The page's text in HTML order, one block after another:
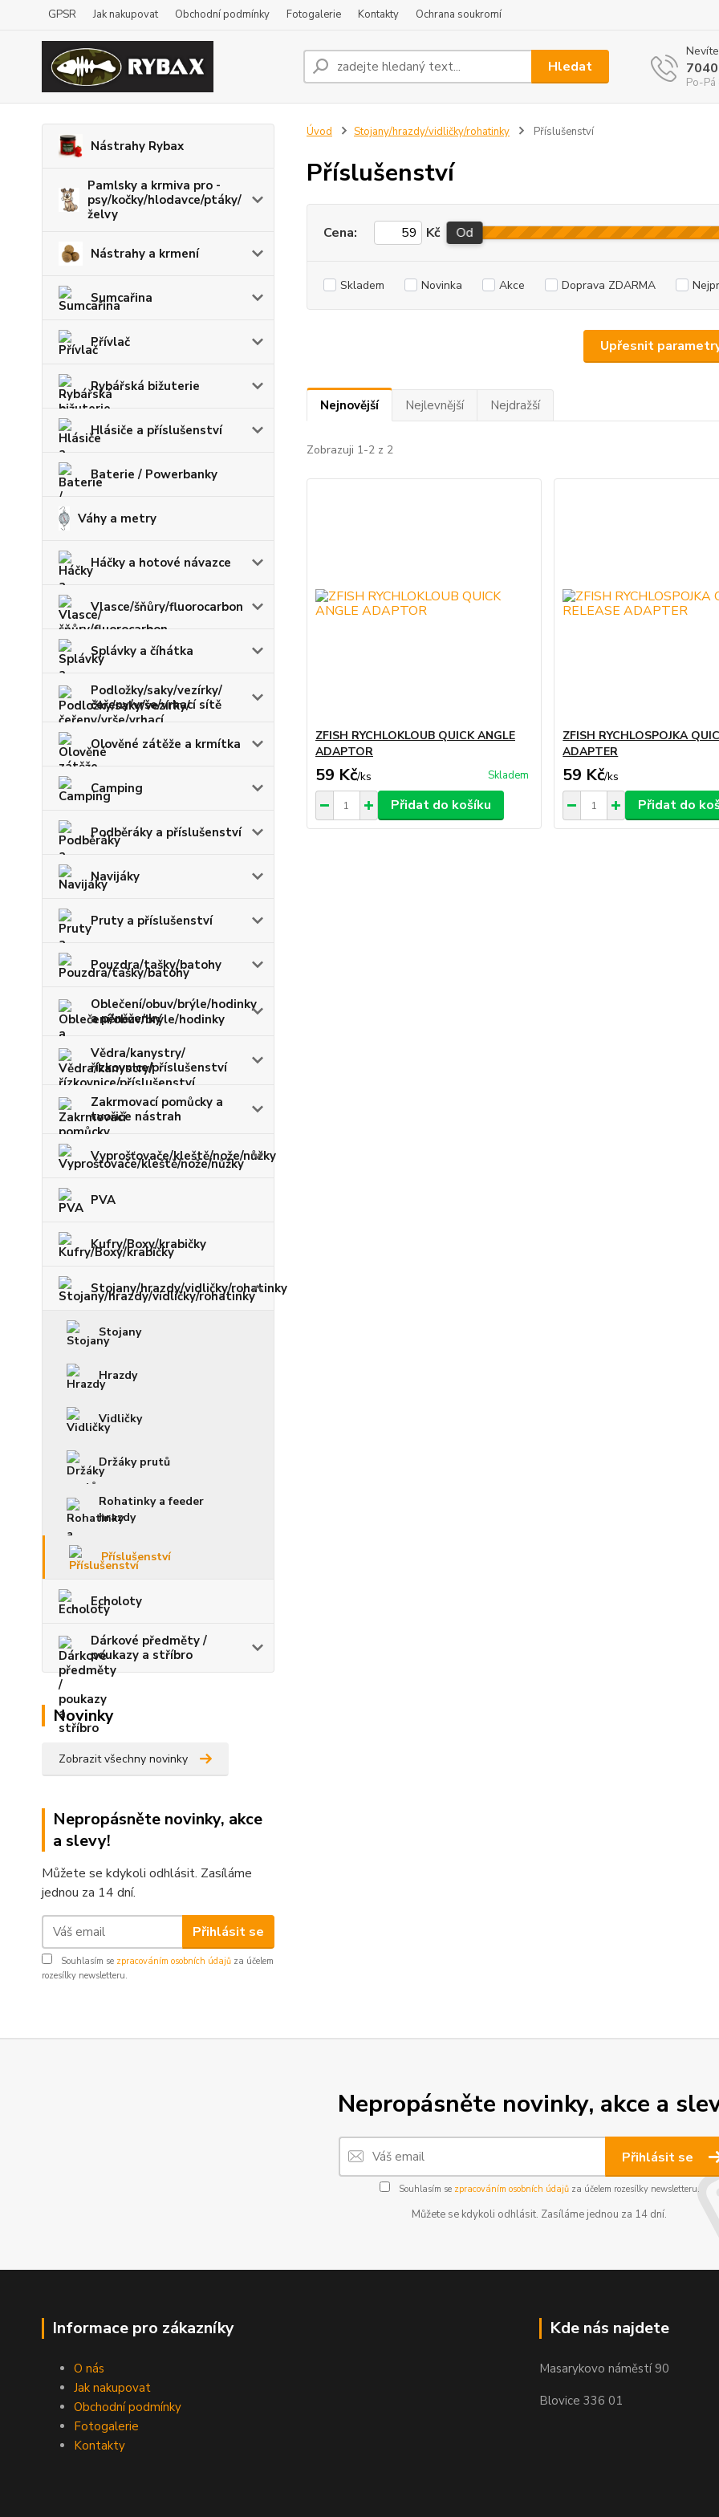
GPSR Jak nakupovat Obchodní podmínky Fotogalerie Kontakty Ochrana soukromí
Hledat
Po-
Nástrahy Rybax
Pamlsky a krmiva pro -
psy/kočky/hlodavce/ptáky/
želvy
Nástrahy a krmení
Sumcařina
Přívlač
Rybářská bižuterie
Hlásiče a příslušenství
Baterie / Powerbanky
Váhy a metry
Háčky a hotové návazce
Vlasce/šňůry/fluorocarbon
Splávky a číhátka
Podložky/saky/vezírky/
čeřeny/vrše/vrhací sítě
Olověné zátěže a krmítka
Camping
Podběráky a příslušenství
Navijáky
Pruty a příslušenství
Pouzdra/tašky/batohy
Oblečení/obuv/brýle/hodinky
a pěněženky
Vědra/kanystry/
řízkovnice/příslušenství
Zakrmovací pomůcky a
tvořiče nástrah
Vyprošťovače/kleště/nože/nůžky
PVA
Kufry/Boxy/krabičky
Stojany/hrazdy/vidličky/rohatinky
Stojany
Hrazdy
Vidličky
Držáky prutů
Rohatinky a feeder
hrazdy
Příslušenství
Echoloty
Dárkové předměty /
poukazy a stříbro
Novinky
Zobrazit všechny novinky
Nepropásněte novinky, akce
a slevy!
Můžete se kdykoli odhlásit. Zasíláme
jednou za 14 dní.
Přihlásit se
Souhlasím se zpracováním osobních údajů za účelem
rozesílky newsletteru.
Úvod Stojany/hrazdy/vidličky/rohatinky Příslušenství
Příslušenství
Upřesnit
Cena: Kč Od
Skladem Novinka Akce Doprava ZDARMA
Nejnovější Nejlevnější Nejdražší
Zobrazuji 1-2 z 2
ZFISH RYCHLOKLOUB QUICK ANGLE
ADAPTOR
59 Kč/ks Skladem
Přidat do košíku
ZFISH RYCHLOSPOJKA
ADAPTER
59 Kč/ks
Přidat do
Nepropásněte novinky, akce a
Přihlásit se
Souhlasím se zpracováním osobních údajůza účelem rozesílky newsletteru.
Můžete se kdykoli odhlásit. Zasíláme jednou za 14 dní.
Informace pro zákazníky
O nás
Jak nakupovat
Obchodní podmínky
Fotogalerie
Kontakty
Kde nás najdete
Masarykovo náměstí 90
Blovice 336 01